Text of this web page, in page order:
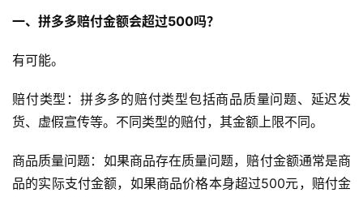
一、拼多多赔付金额会超过500吗？
有可能。
赔付类型：拼多多的赔付类型包括商品质量问题、延迟发
货、虚假宣传等。不同类型的赔付，其金额上限不同。
商品质量问题：如果商品存在质量问题，赔付金额通常是商
品的实际支付金额，如果商品价格本身超过500元，赔付金